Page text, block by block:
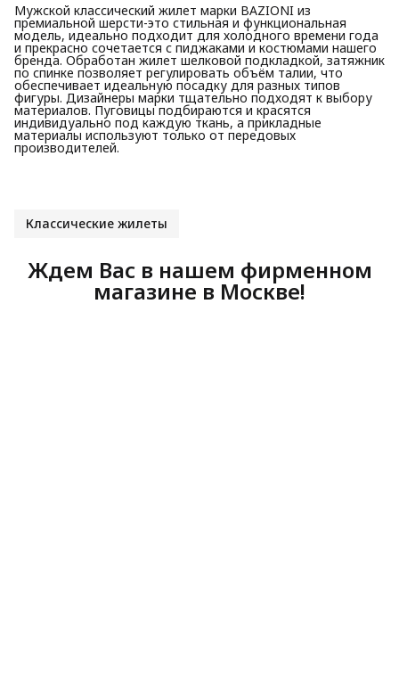
Мужской классический жилет марки BAZIONI из
премиальной шерсти-это стильная и функциональная
модель, идеально подходит для холодного времени года
и прекрасно сочетается с пиджаками и костюмами нашего
бренда. Обработан жилет шелковой подкладкой, затяжник
по спинке позволяет регулировать объём талии, что
обеспечивает идеальную посадку для разных типов
фигуры. Дизайнеры марки тщательно подходят к выбору
материалов. Пуговицы подбираются и красятся
индивидуально под каждую ткань, а прикладные
материалы используют только от передовых
производителей.
Классические жилеты
Ждем Вас в нашем фирменном
магазине в Москве!